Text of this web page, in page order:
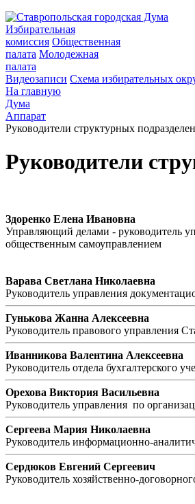
Избирательная
комиссия Общественная
палата Молодежная
палата
Видеозаписи Схема избирательных
На главную
Дума
Аппарат
Руководители структурных
Руководители
Здоренко Елена Ивановна
Управляющий делами - руководитель
общественным самоуправлением
Варава Светлана Николаевна
Руководитель управления
Гунькова Жанна Алексеевна
Руководитель правового управления
Иванникова Валентина Алексеевна
Руководитель отдела бухгалтерского
Орехова Виктория Васильевна
Руководитель управления по
Сергеева Мария Николаевна
Руководитель информационно-
Сердюков Евгений Сергеевич
Руководитель хозяйственно-